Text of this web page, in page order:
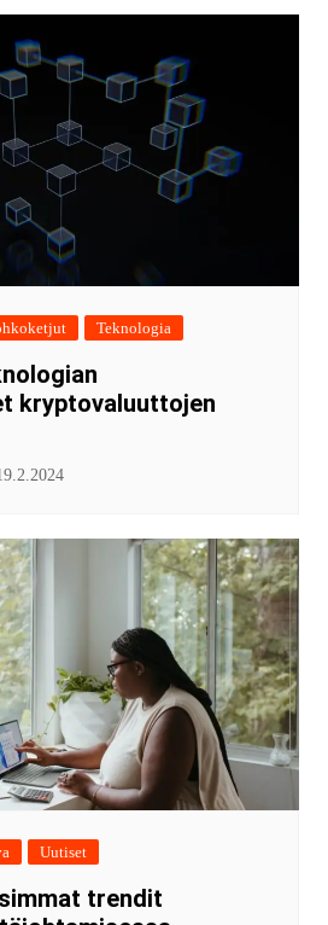
Teknologia
kryptovaluuttojen
Uutiset
trendit